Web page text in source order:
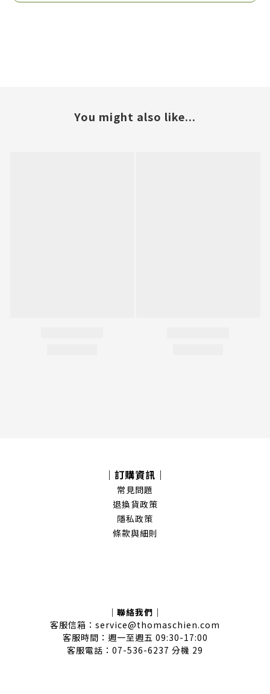
You might also like...
｜訂購資訊｜
常見問題
退換貨政策
隱私政策
條款與細則
｜聯絡我們｜
客服信箱：service@thomaschien.com
客服時間：週一至週五 09:30-17:00
客服電話：07-536-6237 分機 29